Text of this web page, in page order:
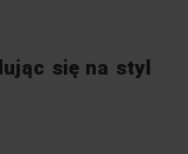
się na styl